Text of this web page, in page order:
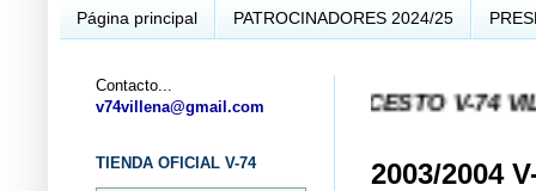
Página principal PATROCINADORES 2024/25
... CLUB BALONCESTO V-74 VILLENA
2003/2004
Contacto...
v74villena@gmail.com
TIENDA OFICIAL V-74